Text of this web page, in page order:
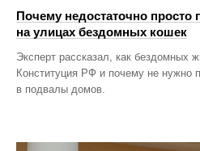
Почему недостаточно просто
на улицах бездомных кошек
Эксперт рассказал, как бездомных
Конституция РФ и почему не нужно
в подвалы домов.